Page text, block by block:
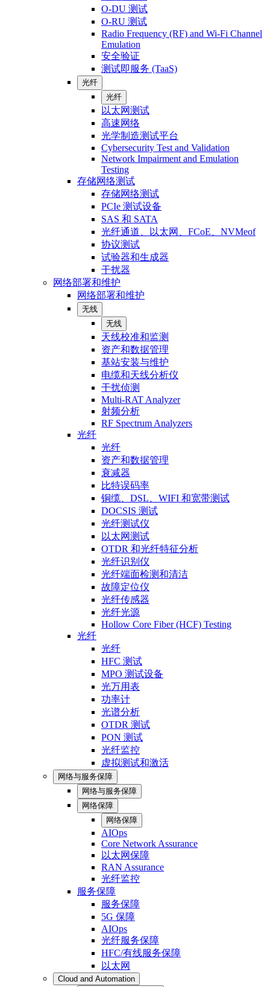
O-DU 测试
O-RU 测试
Radio Frequency (RF) and Wi-Fi Channel
Emulation
安全验证
测试即服务 (TaaS)
光纤
光纤
以太网测试
高速网络
光学制造测试平台
Cybersecurity Test and Validation
Network Impairment and Emulation
Testing
存储网络测试
存储网络测试
PCIe 测试设备
SAS 和 SATA
光纤通道、以太网、FCoE、NVMeof
协议测试
试验器和生成器
干扰器
网络部署和维护
网络部署和维护
无线
无线
天线校准和监测
资产和数据管理
基站安装与维护
电缆和天线分析仪
干扰侦测
Multi-RAT Analyzer
射频分析
RF Spectrum Analyzers
光纤
光纤
资产和数据管理
衰减器
比特误码率
铜缆、DSL、WIFI 和宽带测试
DOCSIS 测试
光纤测试仪
以太网测试
OTDR 和光纤特征分析
光纤识别仪
光纤端面检测和清洁
故障定位仪
光纤传感器
光纤光源
Hollow Core Fiber (HCF) Testing
光纤
光纤
HFC 测试
MPO 测试设备
光万用表
功率计
光谱分析
OTDR 测试
PON 测试
光纤监控
虚拟测试和激活
网络与服务保障
网络与服务保障
网络保障
网络保障
AIOps
Core Network Assurance
以太网保障
RAN Assurance
光纤监控
服务保障
服务保障
5G 保障
AIOps
光纤服务保障
HFC/有线服务保障
以太网
Cloud and Automation